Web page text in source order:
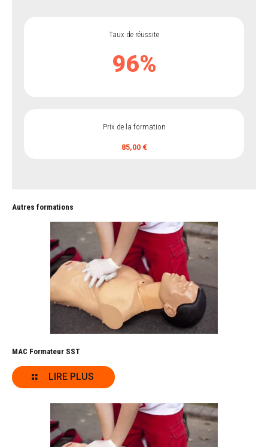
Taux de réussite
96%
Prix de la formation
85,00 €
Autres formations
MAC Formateur SST
LIRE PLUS